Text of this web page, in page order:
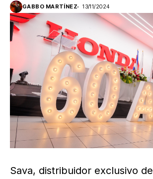
GABBO MARTÍNEZ 13/11/2024
Sava, distribuidor exclusivo de